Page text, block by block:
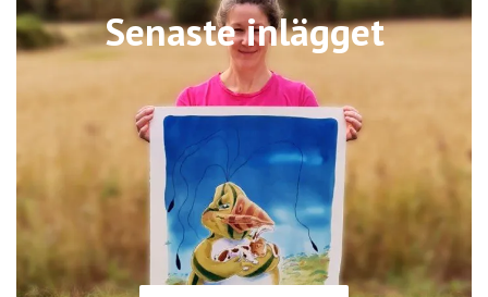
Senaste inlägget